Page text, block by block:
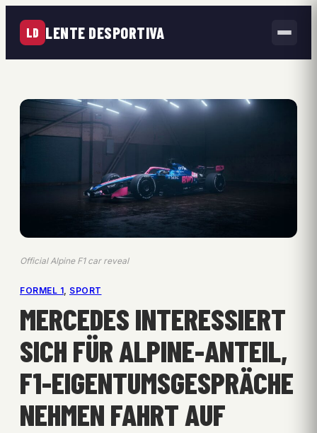
LD LENTE DESPORTIVA
Official Alpine F1 car reveal
FORMEL 1, SPORT
MERCEDES INTERESSIERT
SICH FÜR ALPINE-ANTEIL,
F1-EIGENTUMSGESPRÄCHE
NEHMEN FAHRT AUF